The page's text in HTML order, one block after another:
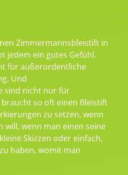
Zimmermannsbleistift in
jedem ein gutes Gefühl.
für außerordentliche
Und
sind nicht nur für
so oft einen Bleistift
zu setzen, wenn
will, wenn man einen seine
Skizzen oder einfach,
haben, womit man